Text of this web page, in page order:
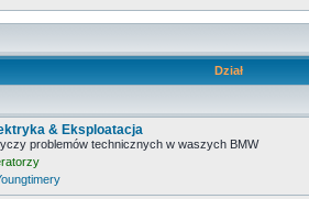
Dział
& Eksploatacja
problemów technicznych w waszych BMW